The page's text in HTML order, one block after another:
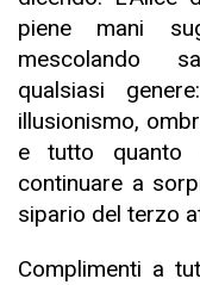
piene mani
mescolando
qualsiasi
illusionismo,
e tutto
continuare a
sipario del terzo
Complimenti a